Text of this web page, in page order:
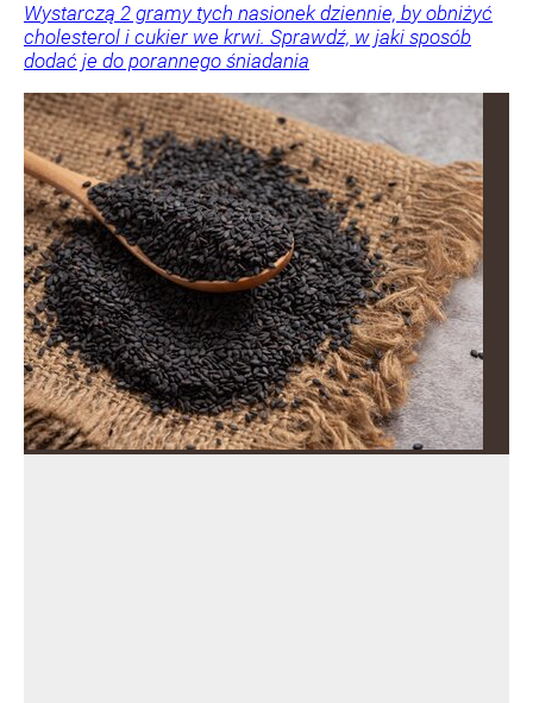
Wystarczą 2 gramy tych nasionek dziennie, by obniżyć
cholesterol i cukier we krwi. Sprawdź, w jaki sposób
dodać je do porannego śniadania